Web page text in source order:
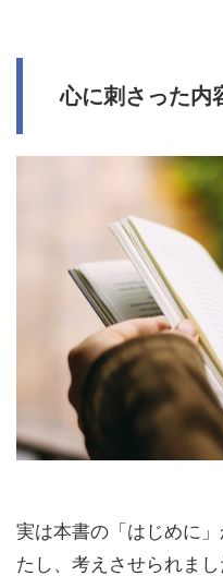
心に刺さった内
実は本書の「はじめに
たし、考えさせられまし